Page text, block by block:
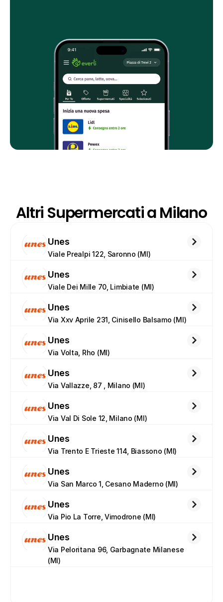
Altri Supermercati a Milano
Unes
Viale Prealpi 122, Saronno (MI)
Unes
Viale Dei Mille 70, Limbiate (MI)
Unes
Via Xxv Aprile 231, Cinisello Balsamo (MI)
Unes
Via Volta, Rho (MI)
Unes
Via Vallazze, 87 , Milano (MI)
Unes
Via Val Di Sole 12, Milano (MI)
Unes
Via Trento E Trieste 114, Biassono (MI)
Unes
Via San Marco 1, Cesano Maderno (MI)
Unes
Via Pio La Torre, Vimodrone (MI)
Unes
Via Peloritana 96, Garbagnate Milanese
(MI)